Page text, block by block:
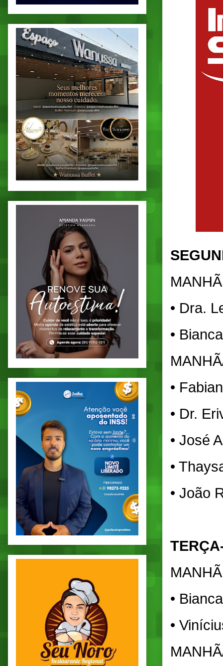
MANHÃ
• Dra.
•
•
• Dr.
• José
•
• João
MANHÃ
•
•